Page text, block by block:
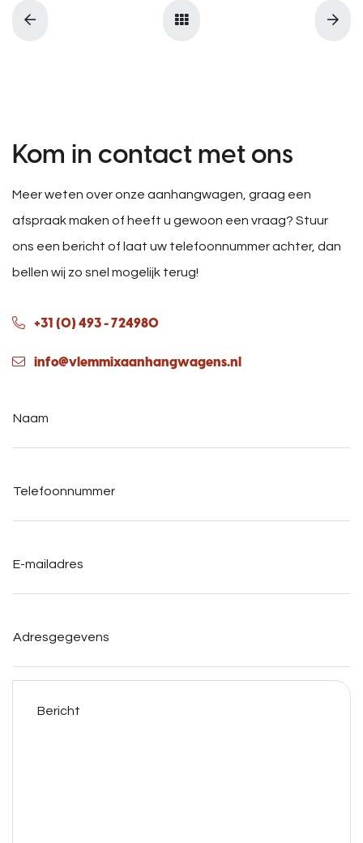
Kom in contact met ons
Meer weten over onze aanhangwagen, graag een
afspraak maken of heeft u gewoon een vraag? Stuur
ons een bericht of laat uw telefoonnummer achter, dan
bellen wij zo snel mogelijk terug!
+31 (0) 493 - 724980
info@vlemmixaanhangwagens.nl